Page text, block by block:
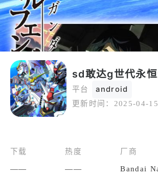
平台 android
更新时间： 2025-04-15
下载
——
热度
——
厂商